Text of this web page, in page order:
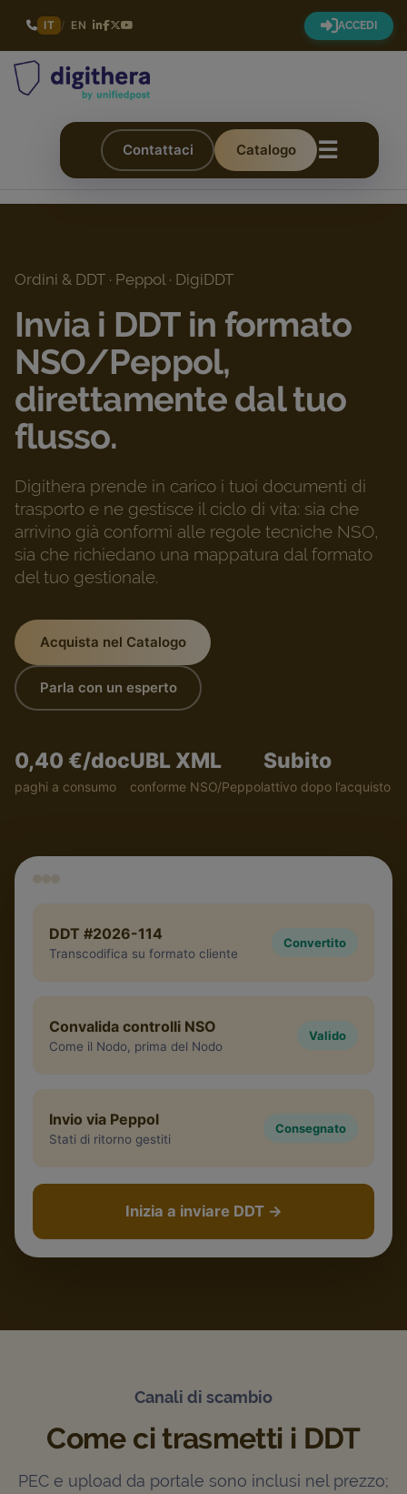
IT / EN ACCEDI
Contattaci Catalogo ☰
Ordini & DDT · Peppol · DigiDDT
Invia i DDT in formato
NSO/Peppol,
direttamente dal tuo
flusso.
Digithera prende in carico i tuoi documenti di
trasporto e ne gestisce il ciclo di vita: sia che
arrivino già conformi alle regole tecniche NSO,
sia che richiedano una mappatura dal formato
del tuo gestionale.
Acquista nel Catalogo
Parla con un esperto
0,40 €/doc
paghi a consumo
UBL XML
conforme NSO/Peppol
Subito
attivo dopo l’acquisto
DDT #2026-114
Transcodifica su formato cliente
Convertito
Convalida controlli NSO
Come il Nodo, prima del Nodo
Valido
Invio via Peppol
Stati di ritorno gestiti
Consegnato
Inizia a inviare DDT →
Canali di scambio
Come ci trasmetti i DDT
PEC e upload da portale sono inclusi nel prezzo;